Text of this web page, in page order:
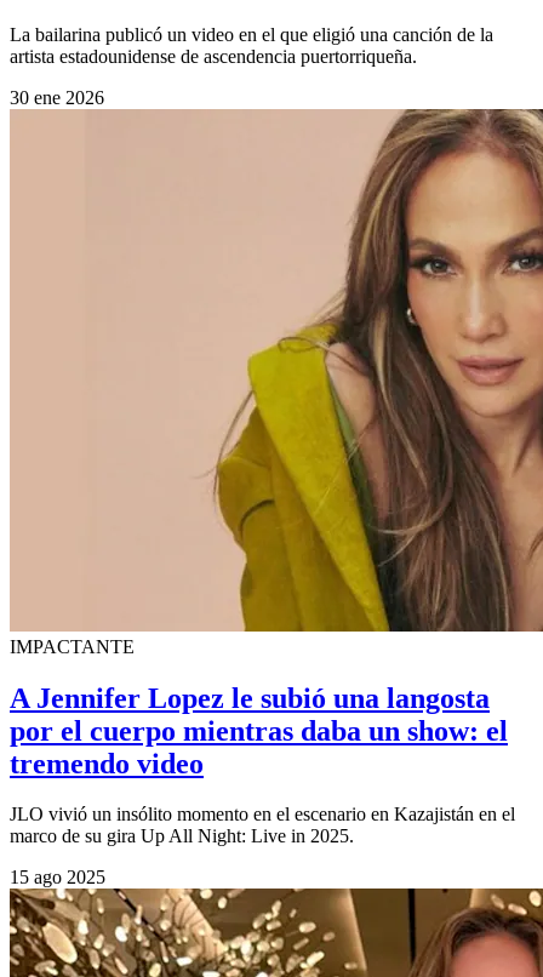
La bailarina publicó un video en el que eligió una canción de la
artista estadounidense de ascendencia puertorriqueña.
30 ene 2026
IMPACTANTE
A Jennifer Lopez le subió una langosta
por el cuerpo mientras daba un show: el
tremendo video
JLO vivió un insólito momento en el escenario en Kazajistán en el
marco de su gira Up All Night: Live in 2025.
15 ago 2025